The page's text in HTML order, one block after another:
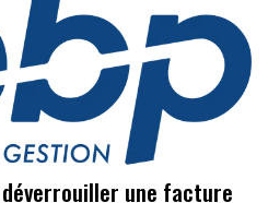
une facture